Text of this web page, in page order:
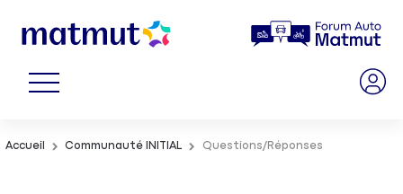
Accueil Communauté INITIAL Questions/Réponses